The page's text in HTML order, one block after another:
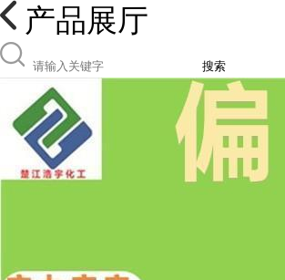
产品展厅
搜索